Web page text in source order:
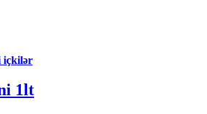
içkilər
1lt